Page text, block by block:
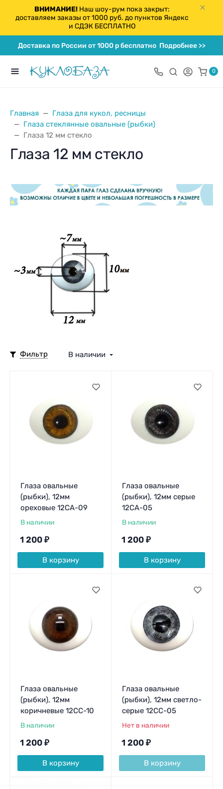
ВНИМАНИЕ!Наш шоу-рум пока закрыт:
доставляем заказы от 1000 руб. до пунктов Яндекс
и СДЭК БЕСПЛАТНО
Доставка по России от 1000 р бесплатноПодробнее >>
0
Главная
Глаза для кукол, ресницы
Глаза стеклянные овальные (рыбки)
Глаза 12 мм стекло
Глаза 12 мм стекло
Фильтр В наличии
Глаза овальные
(рыбки), 12мм
ореховые 12CA-09
В наличии
1 200 ₽
В корзину
Глаза овальные
(рыбки), 12мм серые
12CA-05
В наличии
1 200 ₽
В корзину
Глаза овальные
(рыбки), 12мм
коричневые 12CC-10
В наличии
1 200 ₽
В корзину
Глаза овальные
(рыбки), 12мм светло-
серые 12CC-05
Нет в наличии
1 200 ₽
В корзину